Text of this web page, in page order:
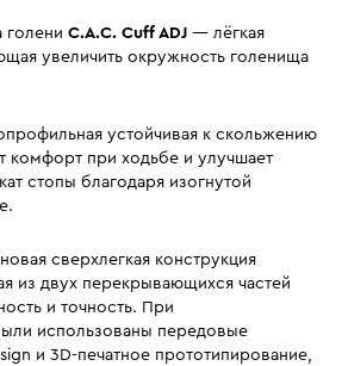
голени C.A.C. Cuff ADJ — лёгкая
увеличить окружность голенища
устойчивая к скольжению
комфорт при ходьбе и улучшает
стопы благодаря изогнутой
сверхлегкая конструкция
из двух перекрывающихся частей
и точность. При
использованы передовые
и 3D-печатное прототипирование,